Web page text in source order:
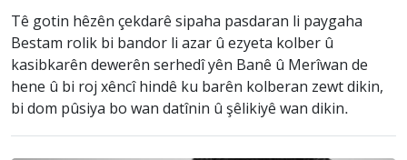
Tê gotin hêzên çekdarê sipaha pasdaran li paygaha
Bestam rolik bi bandor li azar û ezyeta kolber û
kasibkarên dewerên serhedî yên Banê û Merîwan de
hene û bi roj xêncî hindê ku barên kolberan zewt dikin,
bi dom pûsiya bo wan datînin û şêlikiyê wan dikin.